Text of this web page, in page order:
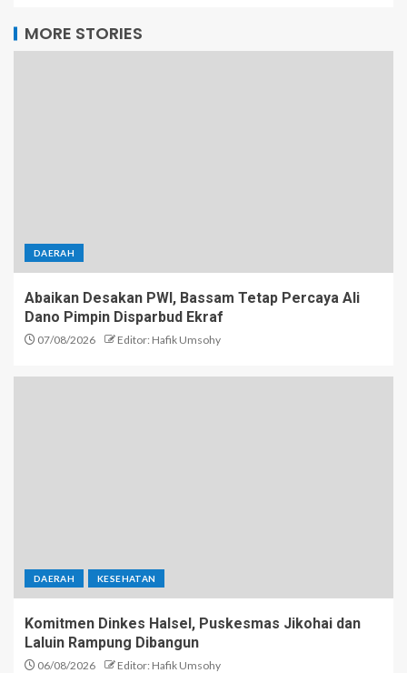
MORE STORIES
DAERAH
Abaikan Desakan PWI, Bassam Tetap Percaya Ali
Dano Pimpin Disparbud Ekraf
07/08/2026 Editor: Hafik Umsohy
DAERAH KESEHATAN
Komitmen Dinkes Halsel, Puskesmas Jikohai dan
Laluin Rampung Dibangun
06/08/2026 Editor: Hafik Umsohy